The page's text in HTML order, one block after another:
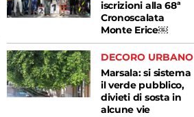
iscrizioni alla 68ª
Cronoscalata
Monte Erice￼
DECORO URBANO
Marsala: si sistema
il verde pubblico,
divieti di sosta in
alcune vie